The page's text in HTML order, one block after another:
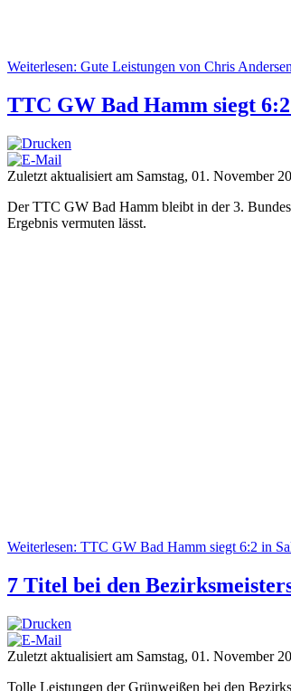
Weiterlesen: Gute Leistungen von Chris
TTC GW Bad Hamm siegt
Zuletzt aktualisiert am Samstag, 01. November
Der TTC GW Bad Hamm bleibt in der 3.
Ergebnis vermuten lässt.
Weiterlesen: TTC GW Bad Hamm siegt 6:2 in
7 Titel bei den
Zuletzt aktualisiert am Samstag, 01. November
Tolle Leistungen der Grünweißen bei den